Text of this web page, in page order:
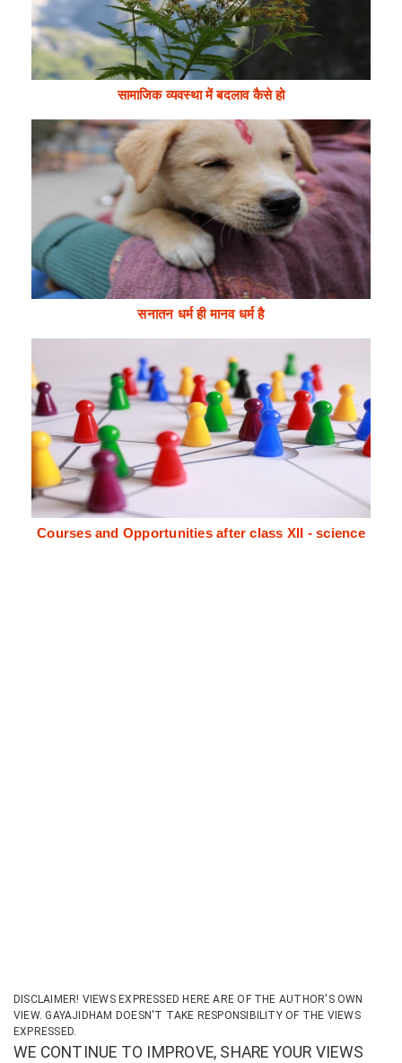
सामाजिक व्यवस्था में बदलाव कैसे हो
सनातन धर्म ही मानव धर्म है
Courses and Opportunities after class XII - science
DISCLAIMER! VIEWS EXPRESSED HERE ARE OF THE AUTHOR'S OWN
VIEW. GAYAJIDHAM DOESN'T TAKE RESPONSIBILITY OF THE VIEWS
EXPRESSED.
WE CONTINUE TO IMPROVE, SHARE YOUR VIEWS